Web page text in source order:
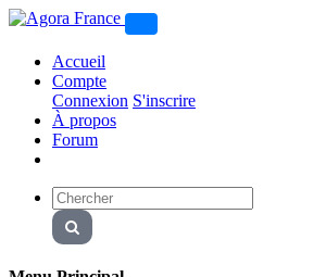
Accueil
Compte
Connexion S'inscrire
À propos
Forum